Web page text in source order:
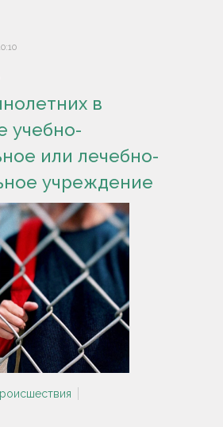
в
учебно-
или лечебно-
учреждение